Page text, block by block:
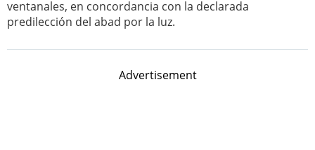
ventanales, en concordancia con la declarada
predilección del abad por la luz.
Advertisement